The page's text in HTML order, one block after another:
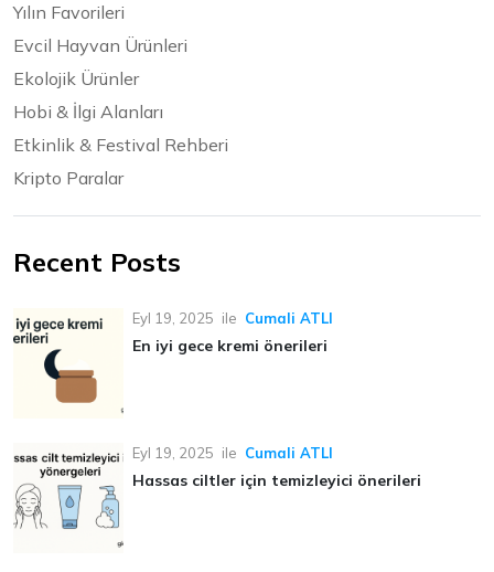
Yılın Favorileri
Evcil Hayvan Ürünleri
Ekolojik Ürünler
Hobi & İlgi Alanları
Etkinlik & Festival Rehberi
Kripto Paralar
Recent Posts
Eyl 19, 2025 ile Cumali ATLI
En iyi gece kremi önerileri
Eyl 19, 2025 ile Cumali ATLI
Hassas ciltler için temizleyici önerileri